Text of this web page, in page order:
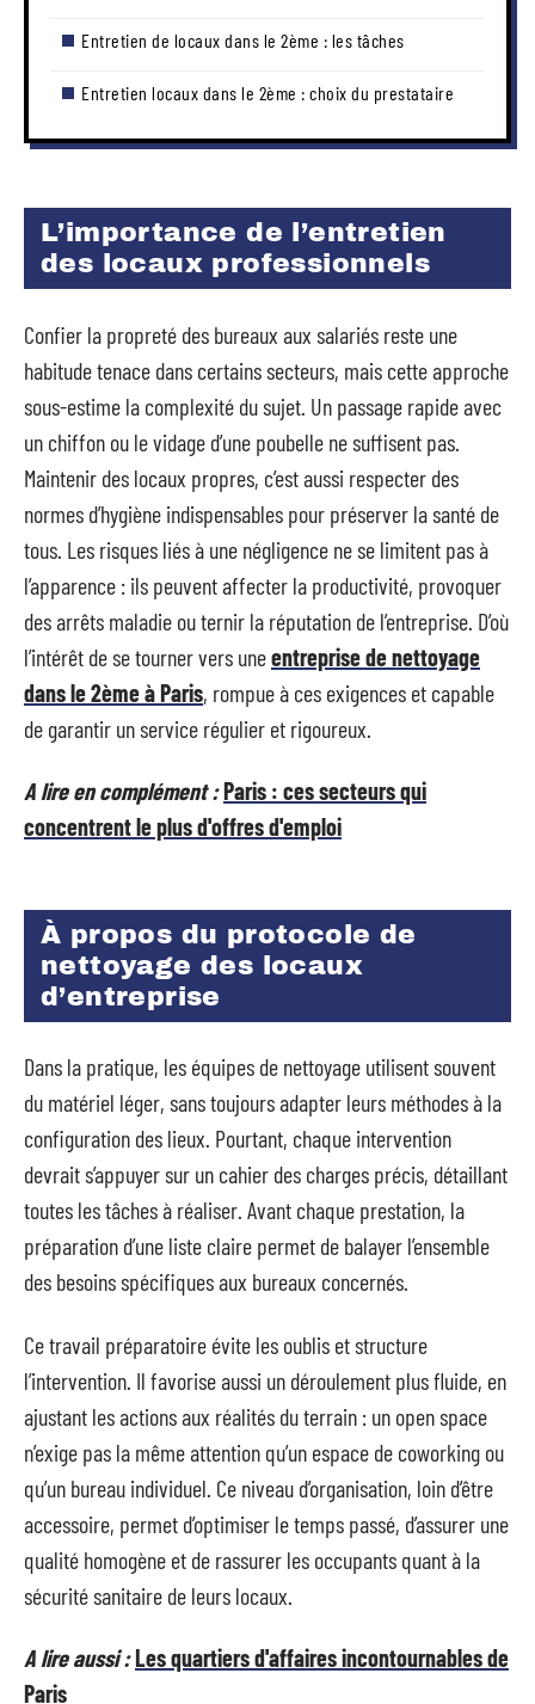
Entretien de locaux dans le 2ème : les tâches
Entretien locaux dans le 2ème : choix du prestataire
L’importance de l’entretien
des locaux professionnels
Confier la propreté des bureaux aux salariés reste une
habitude tenace dans certains secteurs, mais cette approche
sous-estime la complexité du sujet. Un passage rapide avec
un chiffon ou le vidage d’une poubelle ne suffisent pas.
Maintenir des locaux propres, c’est aussi respecter des
normes d’hygiène indispensables pour préserver la santé de
tous. Les risques liés à une négligence ne se limitent pas à
l’apparence : ils peuvent affecter la productivité, provoquer
des arrêts maladie ou ternir la réputation de l’entreprise. D’où
l’intérêt de se tourner vers uneentreprise de nettoyage
dans le 2ème à Paris, rompue à ces exigences et capable
de garantir un service régulier et rigoureux.
A lire en complément :Paris : ces secteurs qui
concentrent le plus d'offres d'emploi
À propos du protocole de
nettoyage des locaux
d’entreprise
Dans la pratique, les équipes de nettoyage utilisent souvent
du matériel léger, sans toujours adapter leurs méthodes à la
configuration des lieux. Pourtant, chaque intervention
devrait s’appuyer sur un cahier des charges précis, détaillant
toutes les tâches à réaliser. Avant chaque prestation, la
préparation d’une liste claire permet de balayer l’ensemble
des besoins spécifiques aux bureaux concernés.
Ce travail préparatoire évite les oublis et structure
l’intervention. Il favorise aussi un déroulement plus fluide, en
ajustant les actions aux réalités du terrain : un open space
n’exige pas la même attention qu’un espace de coworking ou
qu’un bureau individuel. Ce niveau d’organisation, loin d’être
accessoire, permet d’optimiser le temps passé, d’assurer une
qualité homogène et de rassurer les occupants quant à la
sécurité sanitaire de leurs locaux.
A lire aussi :Les quartiers d'affaires incontournables de
Paris